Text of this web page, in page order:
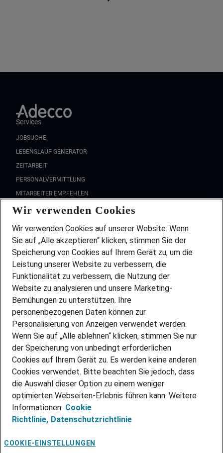
Services
JOBSUCHE
LEBENSLAUF GENERATOR
ZEITARBEIT
PERSONALVERMITTLUNG
MITARBEITER EMPFEHLEN
FAQ
Wir stellen ein!
DEINE BERUFSGRUPPE
DEINE LEBENSSITUATION
PARTNERSHIP WITH AIRBUS
INITIATIV BEWERBEN
ÜBER UNS
STANDORTE
BLOG
PRESSE
KONTAKT
@Adecco 2026
IMPRESSUM
DATENSCHUTZ
NUTZUNGSBEDINGUNGEN
COOKIE-RICHTLINIEN
Wir verwenden Cookies
Wir verwenden Cookies auf unserer Website. Wenn
Sie auf „Alle akzeptieren“ klicken, stimmen Sie der
Speicherung von Cookies auf Ihrem Gerät zu, um die
Leistung unserer Website zu verbessern, die
Funktionalität zu verbessern, die Nutzung der
Website zu analysieren und unsere Marketing-
Bemühungen zu unterstützen. Ihre
personenbezogenen Daten können zur
Personalisierung von Anzeigen verwendet werden.
Wenn Sie auf „Alle ablehnen“ klicken, stimmen Sie nur
der Speicherung von unbedingt erforderlichen
Cookies auf Ihrem Gerät zu. Es werden keine anderen
Cookies verwendet. Bitte beachten Sie jedoch, dass
die Auswahl dieser Option zu einem weniger
optimierten Webseiten-Erlebnis führen kann. Weitere
Informationen: Cookie
Richtlinie, Datenschutzrichtlinie
COOKIE-EINSTELLUNGEN